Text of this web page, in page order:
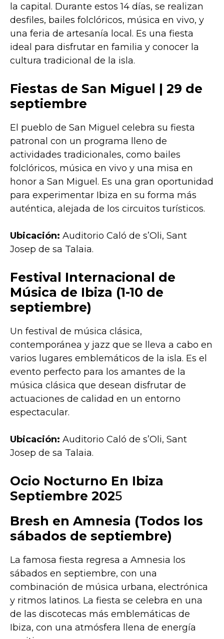
la capital. Durante estos 14 días, se realizan
desfiles, bailes folclóricos, música en vivo, y
una feria de artesanía local. Es una fiesta
ideal para disfrutar en familia y conocer la
cultura tradicional de la isla.
Fiestas de San Miguel | 29 de
septiembre
El pueblo de San Miguel celebra su fiesta
patronal con un programa lleno de
actividades tradicionales, como bailes
folclóricos, música en vivo y una misa en
honor a San Miguel. Es una gran oportunidad
para experimentar Ibiza en su forma más
auténtica, alejada de los circuitos turísticos.
Ubicación: Auditorio Caló de s’Oli, Sant
Josep de sa Talaia.
Festival Internacional de
Música de Ibiza (1-10 de
septiembre)
Un festival de música clásica,
contemporánea y jazz que se lleva a cabo en
varios lugares emblemáticos de la isla. Es el
evento perfecto para los amantes de la
música clásica que desean disfrutar de
actuaciones de calidad en un entorno
espectacular.
Ubicación: Auditorio Caló de s’Oli, Sant
Josep de sa Talaia.
Ocio Nocturno En Ibiza
Septiembre 2025
Bresh en Amnesia (Todos los
sábados de septiembre)
La famosa fiesta regresa a Amnesia los
sábados en septiembre, con una
combinación de música urbana, electrónica
y ritmos latinos. La fiesta se celebra en una
de las discotecas más emblemáticas de
Ibiza, con una atmósfera llena de energía